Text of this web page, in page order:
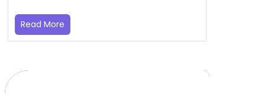
Read More